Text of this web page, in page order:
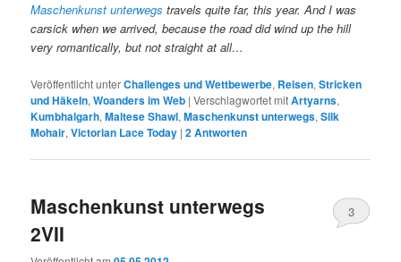
Maschenkunst unterwegs travels quite far, this year. And I was
carsick when we arrived, because the road did wind up the hill
very romantically, but not straight at all…
Veröffentlicht unterChallenges und Wettbewerbe, Reisen,Stricken
und Häkeln,Woanders im Web |Verschlagwortet mitArtyarns,
Kumbhalgarh,Maltese Shawl,Maschenkunst unterwegs,Silk
Mohair,Victorian Lace Today |2Antworten
Maschenkunst unterwegs
2VII
3